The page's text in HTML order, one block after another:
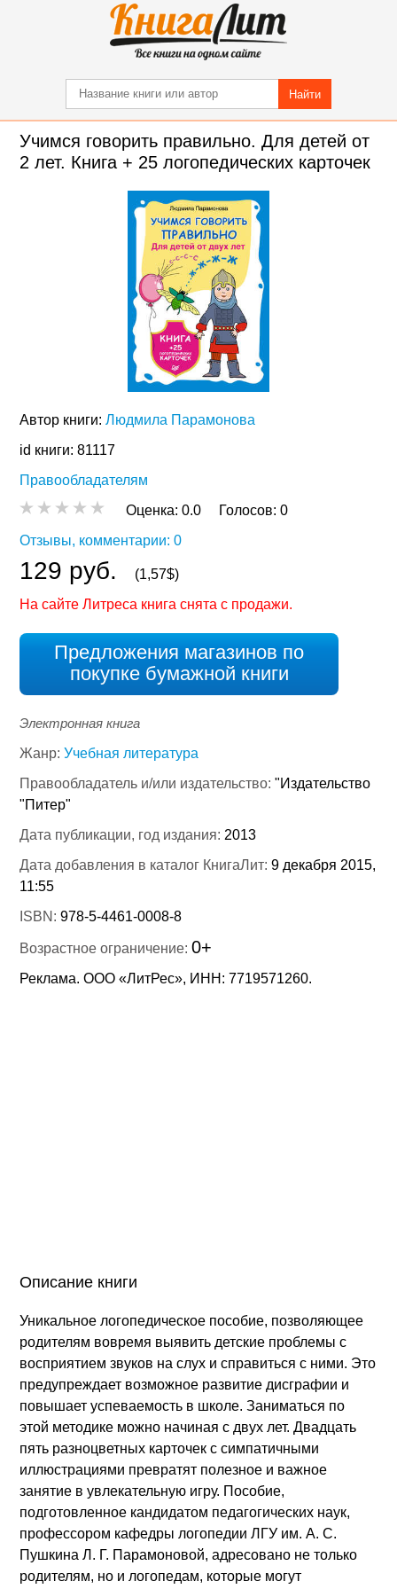
Найти
Учимся говорить правильно. Для детей от
2 лет. Книга + 25 логопедических карточек
Автор книги:Людмила Парамонова
id книги: 81117
Правообладателям
Оценка:0.0 Голосов:0
Отзывы, комментарии: 0
129 руб.
(1,57$)
На сайте Литреса книга снята с продажи.
Предложения магазинов по
покупке бумажной книги
Электронная книга
Жанр:Учебная литература
Правообладатель и/или издательство:"Издательство
"Питер"
Дата публикации, год издания: 2013
Дата добавления в каталог КнигаЛит:9 декабря 2015,
11:55
ISBN:978-5-4461-0008-8
Возрастное ограничение:0+
Реклама. ООО «ЛитРес», ИНН: 7719571260.
Описание книги
Уникальное логопедическое пособие, позволяющее
родителям вовремя выявить детские проблемы с
восприятием звуков на слух и справиться с ними. Это
предупреждает возможное развитие дисграфии и
повышает успеваемость в школе. Заниматься по
этой методике можно начиная с двух лет. Двадцать
пять разноцветных карточек с симпатичными
иллюстрациями превратят полезное и важное
занятие в увлекательную игру. Пособие,
подготовленное кандидатом педагогических наук,
профессором кафедры логопедии ЛГУ им. А. С.
Пушкина Л. Г. Парамоновой, адресовано не только
родителям, но и логопедам, которые могут